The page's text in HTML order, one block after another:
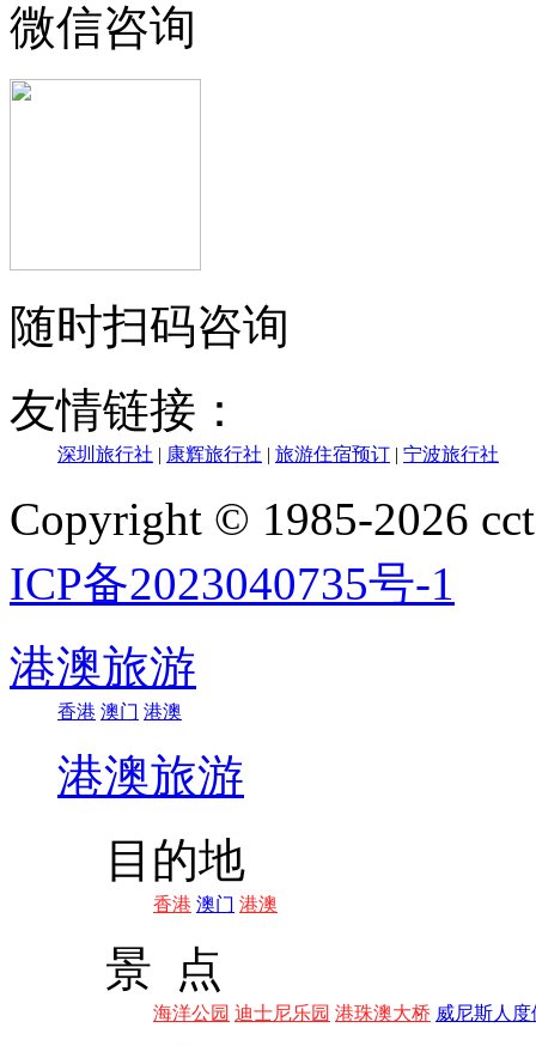
微信咨询
随时扫码咨询
友情链接：
深圳旅行社 | 康辉旅行社 | 旅游住宿预订 | 宁波旅行社
Copyright © 1985-2026
ICP备2023040735号-1
港澳旅游
香港 澳门 港澳
港澳旅游
目的地
香港 澳门 港澳
景 点
海洋公园 迪士尼乐园 港珠澳大桥 威尼斯人度